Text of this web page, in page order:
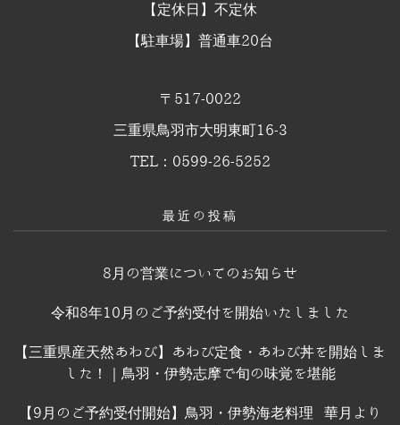
【定休日】不定休
【駐車場】普通車20台
〒517-0022
三重県鳥羽市大明東町16-3
TEL：0599-26-5252
最近の投稿
8月の営業についてのお知らせ
令和8年10月のご予約受付を開始いたしました
【三重県産天然あわび】あわび定食・あわび丼を開始しま
した！｜鳥羽・伊勢志摩で旬の味覚を堪能
【9月のご予約受付開始】鳥羽・伊勢海老料理 華月より